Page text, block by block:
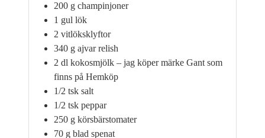
200 g champinjoner
1 gul lök
2 vitlöksklyftor
340 g ajvar relish
2 dl kokosmjölk – jag köper märke Gant som
finns på Hemköp
1/2 tsk salt
1/2 tsk peppar
250 g körsbärstomater
70 g blad spenat